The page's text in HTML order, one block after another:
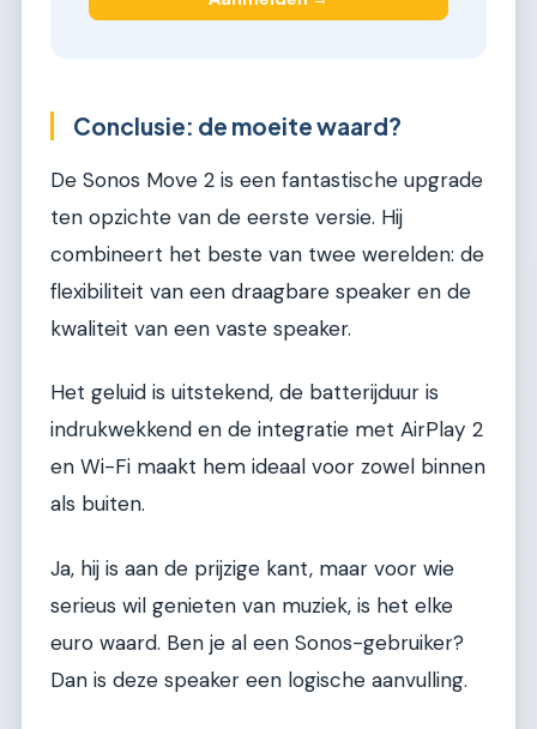
Conclusie: de moeite waard?
De Sonos Move 2 is een fantastische upgrade
ten opzichte van de eerste versie. Hij
combineert het beste van twee werelden: de
flexibiliteit van een draagbare speaker en de
kwaliteit van een vaste speaker.
Het geluid is uitstekend, de batterijduur is
indrukwekkend en de integratie met AirPlay 2
en Wi-Fi maakt hem ideaal voor zowel binnen
als buiten.
Ja, hij is aan de prijzige kant, maar voor wie
serieus wil genieten van muziek, is het elke
euro waard. Ben je al een Sonos-gebruiker?
Dan is deze speaker een logische aanvulling.